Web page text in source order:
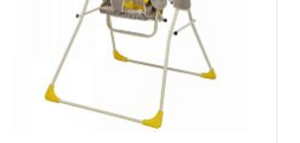
В избранное
По запросу